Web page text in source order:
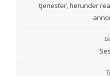
tjenester, herunder